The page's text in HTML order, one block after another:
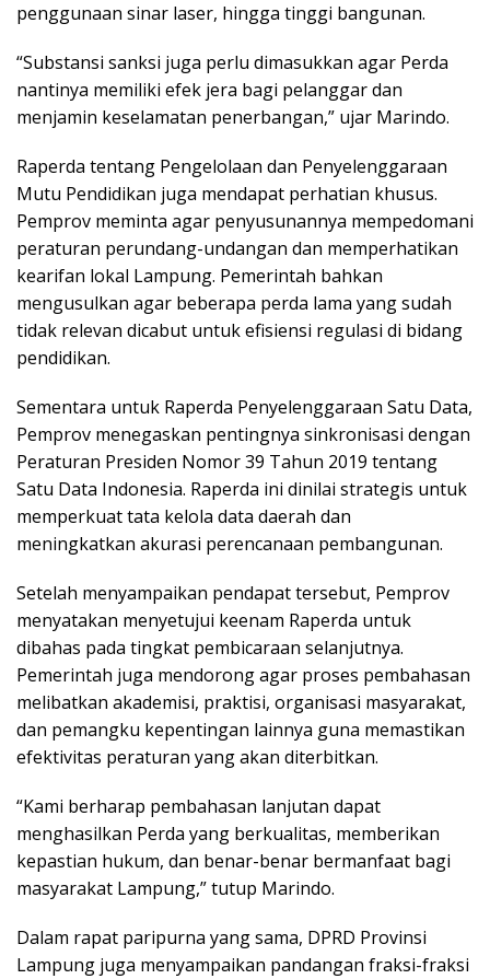
penggunaan sinar laser, hingga tinggi bangunan.
“Substansi sanksi juga perlu dimasukkan agar Perda
nantinya memiliki efek jera bagi pelanggar dan
menjamin keselamatan penerbangan,” ujar Marindo.
Raperda tentang Pengelolaan dan Penyelenggaraan
Mutu Pendidikan juga mendapat perhatian khusus.
Pemprov meminta agar penyusunannya mempedomani
peraturan perundang-undangan dan memperhatikan
kearifan lokal Lampung. Pemerintah bahkan
mengusulkan agar beberapa perda lama yang sudah
tidak relevan dicabut untuk efisiensi regulasi di bidang
pendidikan.
Sementara untuk Raperda Penyelenggaraan Satu Data,
Pemprov menegaskan pentingnya sinkronisasi dengan
Peraturan Presiden Nomor 39 Tahun 2019 tentang
Satu Data Indonesia. Raperda ini dinilai strategis untuk
memperkuat tata kelola data daerah dan
meningkatkan akurasi perencanaan pembangunan.
Setelah menyampaikan pendapat tersebut, Pemprov
menyatakan menyetujui keenam Raperda untuk
dibahas pada tingkat pembicaraan selanjutnya.
Pemerintah juga mendorong agar proses pembahasan
melibatkan akademisi, praktisi, organisasi masyarakat,
dan pemangku kepentingan lainnya guna memastikan
efektivitas peraturan yang akan diterbitkan.
“Kami berharap pembahasan lanjutan dapat
menghasilkan Perda yang berkualitas, memberikan
kepastian hukum, dan benar-benar bermanfaat bagi
masyarakat Lampung,” tutup Marindo.
Dalam rapat paripurna yang sama, DPRD Provinsi
Lampung juga menyampaikan pandangan fraksi-fraksi